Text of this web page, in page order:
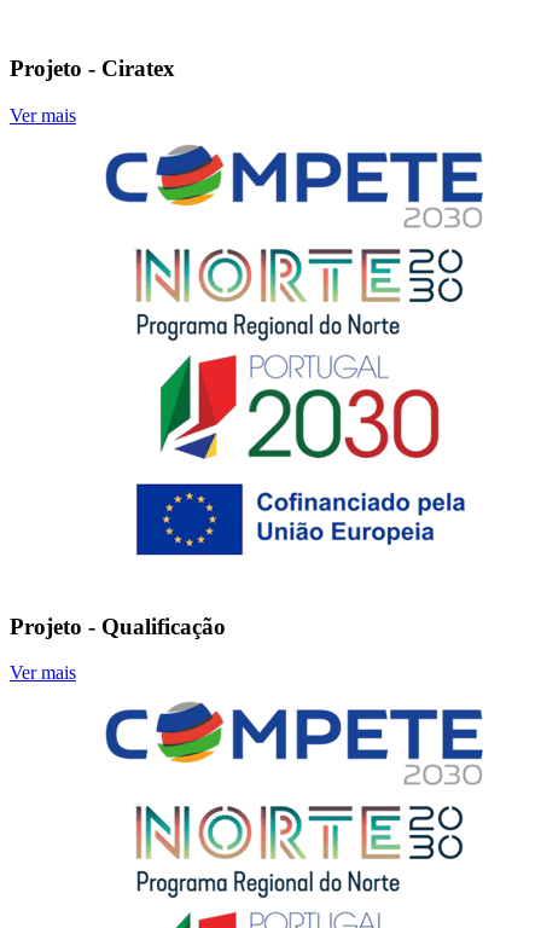
Projeto - Ciratex
Ver mais
Projeto - Qualificação
Ver mais